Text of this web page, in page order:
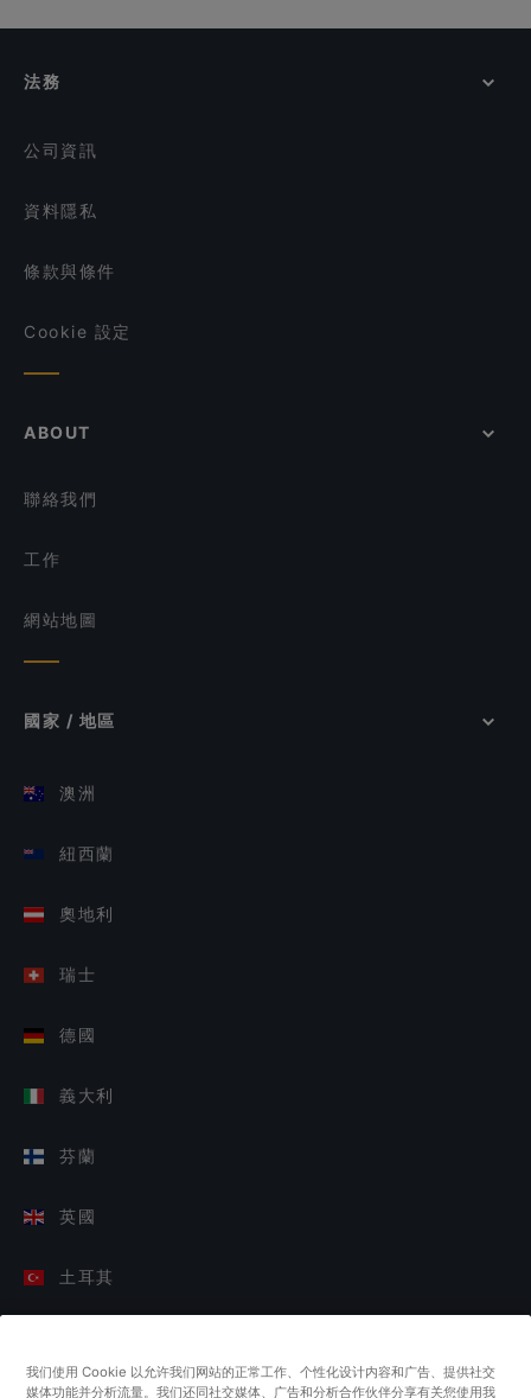
法務
公司資訊
資料隱私
條款與條件
Cookie 設定
ABOUT
聯絡我們
工作
網站地圖
國家 / 地區
澳洲
紐西蘭
奧地利
瑞士
德國
義大利
芬蘭
英國
土耳其
我们使用 Cookie 以允许我们网站的正常工作、个性化设计内容和广告、提供社交
媒体功能并分析流量。我们还同社交媒体、广告和分析合作伙伴分享有关您使用我